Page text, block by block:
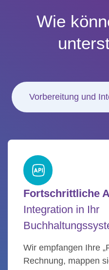
Wie
Vorbereitung und
Fortschrittliche
Integration in Ihr
Wir empfangen Ihre
Rechnung, mappen